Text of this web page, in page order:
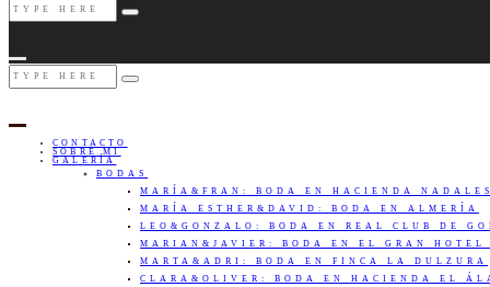
CONTACTO
SOBRE MI
GALERÍA
BODAS
MARÍA&FRAN: BODA EN HACIENDA NADALES
MARÍA ESTHER&DAVID: BODA EN ALMERÍA
LEO&GONZALO: BODA EN REAL CLUB DE
MARIAN&JAVIER: BODA EN EL GRAN HOTEL
MARTA&ADRI: BODA EN FINCA LA DULZURA
CLARA&OLIVER: BODA EN HACIENDA EL